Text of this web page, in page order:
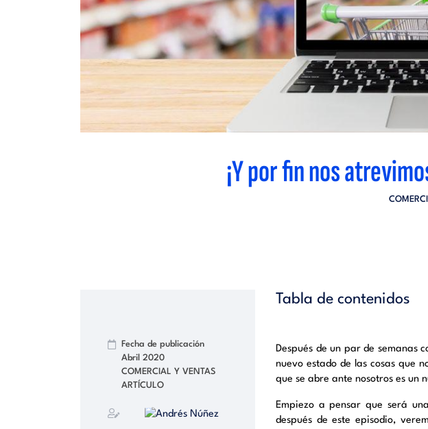
¡Y por fin nos
Fecha de publicación
Abril 2020
COMERCIAL Y VENTAS
ARTÍCULO
Tabla de contenidos
Después de un par de semanas
nuevo estado de las cosas que
que se abre ante nosotros es un
Empiezo a pensar que será
después de este episodio,